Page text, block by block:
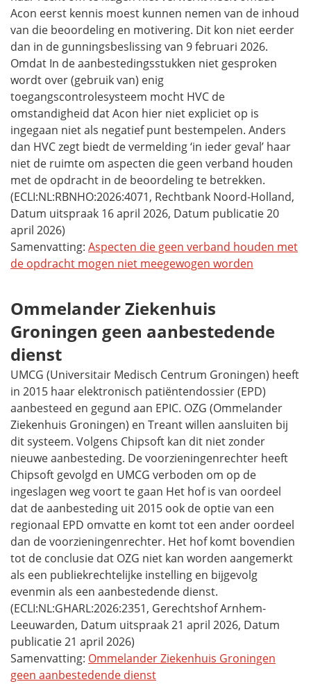
Acon eerst kennis moest kunnen nemen van de inhoud
van die beoordeling en motivering. Dit kon niet eerder
dan in de gunningsbeslissing van 9 februari 2026.
Omdat In de aanbestedingsstukken niet gesproken
wordt over (gebruik van) enig
toegangscontrolesysteem mocht HVC de
omstandigheid dat Acon hier niet expliciet op is
ingegaan niet als negatief punt bestempelen. Anders
dan HVC zegt biedt de vermelding ‘in ieder geval’ haar
niet de ruimte om aspecten die geen verband houden
met de opdracht in de beoordeling te betrekken.
(ECLI:NL:RBNHO:2026:4071, Rechtbank Noord-Holland,
Datum uitspraak 16 april 2026, Datum publicatie 20
april 2026)
Samenvatting: Aspecten die geen verband houden met
de opdracht mogen niet meegewogen worden
Ommelander Ziekenhuis
Groningen geen aanbestedende
dienst
UMCG (Universitair Medisch Centrum Groningen) heeft
in 2015 haar elektronisch patiëntendossier (EPD)
aanbesteed en gegund aan EPIC. OZG (Ommelander
Ziekenhuis Groningen) en Treant willen aansluiten bij
dit systeem. Volgens Chipsoft kan dit niet zonder
nieuwe aanbesteding. De voorzieningenrechter heeft
Chipsoft gevolgd en UMCG verboden om op de
ingeslagen weg voort te gaan Het hof is van oordeel
dat de aanbesteding uit 2015 ook de optie van een
regionaal EPD omvatte en komt tot een ander oordeel
dan de voorzieningenrechter. Het hof komt bovendien
tot de conclusie dat OZG niet kan worden aangemerkt
als een publiekrechtelijke instelling en bijgevolg
evenmin als een aanbestedende dienst.
(ECLI:NL:GHARL:2026:2351, Gerechtshof Arnhem-
Leeuwarden, Datum uitspraak 21 april 2026, Datum
publicatie 21 april 2026)
Samenvatting: Ommelander Ziekenhuis Groningen
geen aanbestedende dienst